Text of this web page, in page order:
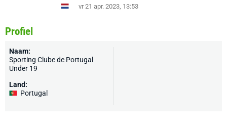
vr 21 apr. 2023, 13:53
Profiel
Naam:
Sporting Clube de Portugal
Under 19
Land:
Portugal